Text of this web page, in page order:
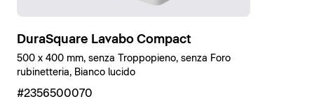
DuraSquare Lavabo Compact
500 x 400 mm, senza Troppopieno, senza Foro
rubinetteria, Bianco lucido
#2356500070